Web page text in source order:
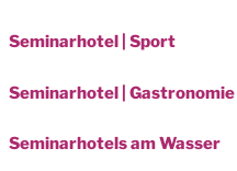
Seminarhotel | Sport
Seminarhotel | Gastronomie
Seminarhotels am Wasser